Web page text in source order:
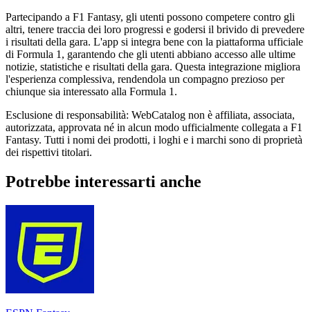
Partecipando a F1 Fantasy, gli utenti possono competere contro gli
altri, tenere traccia dei loro progressi e godersi il brivido di prevedere
i risultati della gara. L'app si integra bene con la piattaforma ufficiale
di Formula 1, garantendo che gli utenti abbiano accesso alle ultime
notizie, statistiche e risultati della gara. Questa integrazione migliora
l'esperienza complessiva, rendendola un compagno prezioso per
chiunque sia interessato alla Formula 1.
Esclusione di responsabilità: WebCatalog non è affiliata, associata,
autorizzata, approvata né in alcun modo ufficialmente collegata a F1
Fantasy. Tutti i nomi dei prodotti, i loghi e i marchi sono di proprietà
dei rispettivi titolari.
Potrebbe interessarti anche